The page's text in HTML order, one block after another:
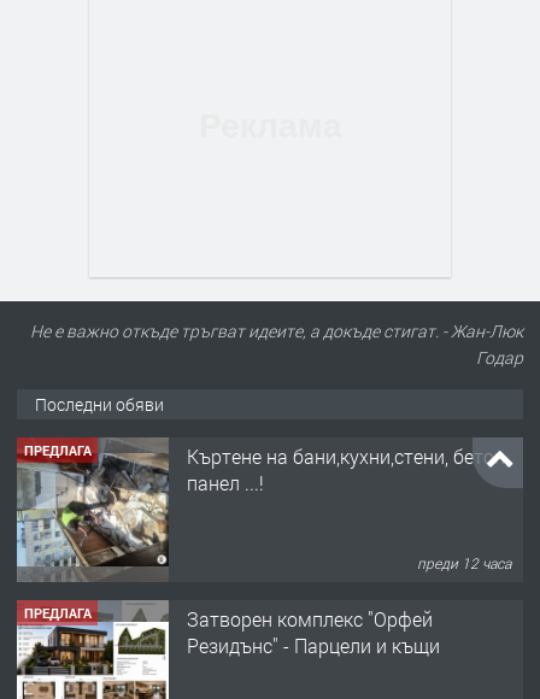
Не е важно откъде тръгват идеите, а докъде стигат. - Жан-Люк
Годар
Последни обяви
ПРЕДЛАГА
Къртене на бани,кухни,стени, бетон,
панел ...!
преди 12 часа
ПРЕДЛАГА
Затворен комплекс "Орфей
Резидънс" - Парцели и къщи